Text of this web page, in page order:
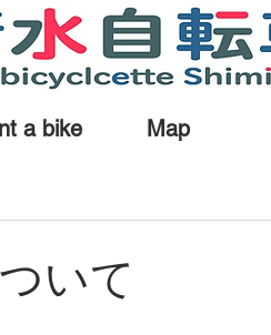
a bike Map
いて